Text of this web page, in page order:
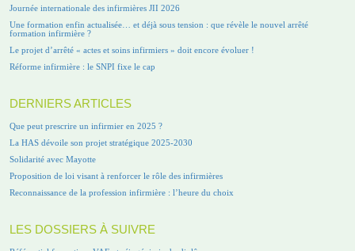
Journée internationale des infirmières JII 2026
Une formation enfin actualisée… et déjà sous tension : que révèle le nouvel arrêté
formation infirmière ?
Le projet d’arrêté « actes et soins infirmiers » doit encore évoluer !
Réforme infirmière : le SNPI fixe le cap
DERNIERS ARTICLES
Que peut prescrire un infirmier en 2025 ?
La HAS dévoile son projet stratégique 2025-2030
Solidarité avec Mayotte
Proposition de loi visant à renforcer le rôle des infirmières
Reconnaissance de la profession infirmière : l’heure du choix
LES DOSSIERS À SUIVRE